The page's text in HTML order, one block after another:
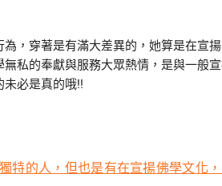
，穿著是有滿大差異的，她算是在宣
私的奉獻與服務大眾熱情，是與一般
必是真的哦!!
特的人，但也是有在宣揚佛學文化